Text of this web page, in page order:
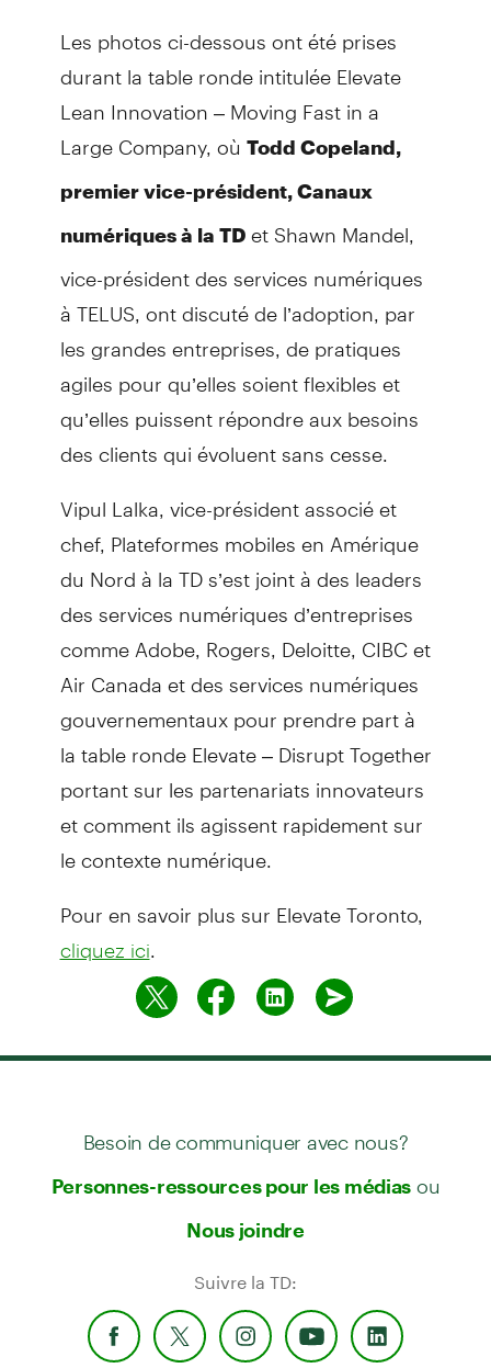
Les photos ci-dessous ont été prises
durant la table ronde intitulée Elevate
Lean Innovation – Moving Fast in a
Large Company, où Todd Copeland,
premier vice-président, Canaux
numériques à la TD et Shawn Mandel,
vice-président des services numériques
à TELUS, ont discuté de l’adoption, par
les grandes entreprises, de pratiques
agiles pour qu’elles soient flexibles et
qu’elles puissent répondre aux besoins
des clients qui évoluent sans cesse.
Vipul Lalka, vice-président associé et
chef, Plateformes mobiles en Amérique
du Nord à la TD s’est joint à des leaders
des services numériques d’entreprises
comme Adobe, Rogers, Deloitte, CIBC et
Air Canada et des services numériques
gouvernementaux pour prendre part à
la table ronde Elevate – Disrupt Together
portant sur les partenariats innovateurs
et comment ils agissent rapidement sur
le contexte numérique.
Pour en savoir plus sur Elevate Toronto,
cliquez ici
Besoin de communiquer avec nous?
Personnes-ressources pour les médias ou
Nous joindre
Suivre la TD: